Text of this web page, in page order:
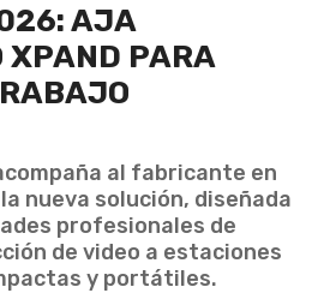
AJA
XPAND PARA
al fabricante en
nueva solución, diseñada
profesionales de
de video a estaciones
y portátiles.